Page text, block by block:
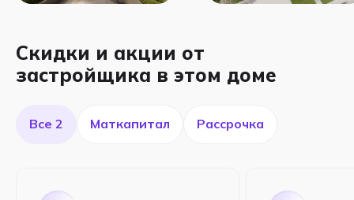
Скидки и акции от
застройщика в этом доме
Все 2 Маткапитал Рассрочка